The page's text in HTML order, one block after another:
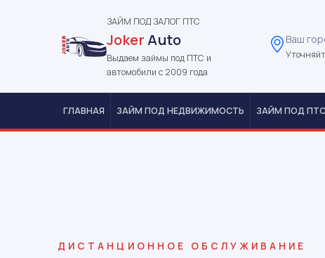
ЗАЙМ ПОД ЗАЛОГ ПТС
JokerAuto
Выдаем займы под ПТС и
автомобили с 2009 года
Ваш
ГЛАВНАЯ ЗАЙМ ПОД НЕДВИЖИМОСТЬ ЗАЙМ ПОД ПТС
ДИСТАНЦИОННОЕ ОБСЛУЖИВАНИЕ